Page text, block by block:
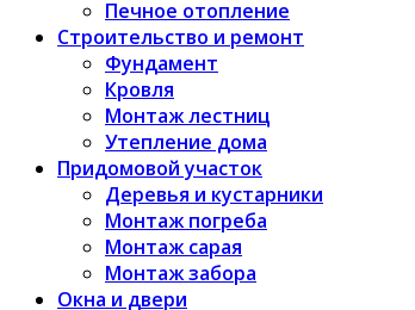
Печное отопление
Строительство и ремонт
Фундамент
Кровля
Монтаж лестниц
Утепление дома
Придомовой участок
Деревья и кустарники
Монтаж погреба
Монтаж сарая
Монтаж забора
Окна и двери